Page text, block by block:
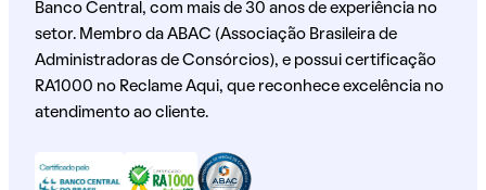
Banco Central, com mais de 30 anos de experiência no
setor. Membro da ABAC (Associação Brasileira de
Administradoras de Consórcios), e possui certificação
RA1000 no Reclame Aqui, que reconhece excelência no
atendimento ao cliente.